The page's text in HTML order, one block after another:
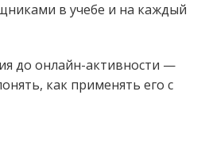
в учебе и на каждый
до онлайн-активности —
как применять его с